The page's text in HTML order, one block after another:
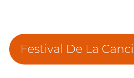
Festival De La